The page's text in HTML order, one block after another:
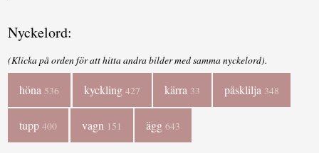
Nyckelord:
(Klicka på orden för att hitta andra bilder med samma nyckelord).
höna 536 kyckling 427 kärra 33 påsklilja 348
tupp400 vagn 151 ägg 643